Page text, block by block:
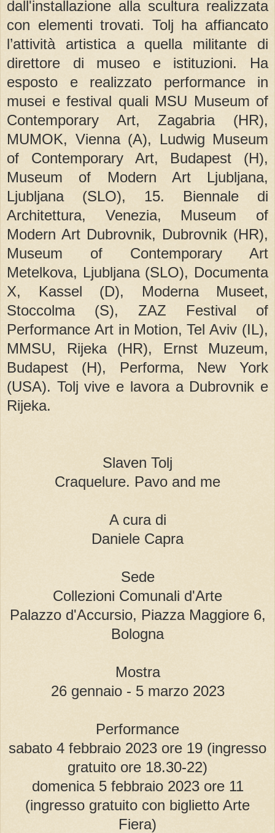
dall'installazione alla scultura realizzata
con elementi trovati. Tolj ha affiancato
l’attività artistica a quella militante di
direttore di museo e istituzioni. Ha
esposto e realizzato performance in
musei e festival quali MSU Museum of
Contemporary Art, Zagabria (HR),
MUMOK, Vienna (A), Ludwig Museum
of Contemporary Art, Budapest (H),
Museum of Modern Art Ljubljana,
Ljubljana (SLO), 15. Biennale di
Architettura, Venezia, Museum of
Modern Art Dubrovnik, Dubrovnik (HR),
Museum of Contemporary Art
Metelkova, Ljubljana (SLO), Documenta
X, Kassel (D), Moderna Museet,
Stoccolma (S), ZAZ Festival of
Performance Art in Motion, Tel Aviv (IL),
MMSU, Rijeka (HR), Ernst Muzeum,
Budapest (H), Performa, New York
(USA). Tolj vive e lavora a Dubrovnik e
Rijeka.
Slaven Tolj
Craquelure. Pavo and me
A cura di
Daniele Capra
Sede
Collezioni Comunali d'Arte
Palazzo d'Accursio, Piazza Maggiore 6,
Bologna
Mostra
26 gennaio - 5 marzo 2023
Performance
sabato 4 febbraio 2023 ore 19 (ingresso
gratuito ore 18.30-22)
domenica 5 febbraio 2023 ore 11
(ingresso gratuito con biglietto Arte
Fiera)